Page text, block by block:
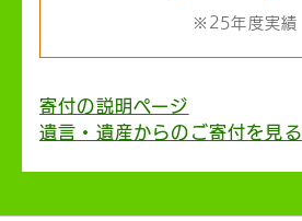
※25年度実績
寄付の説明ページ
遺言・遺産からのご寄付を見る